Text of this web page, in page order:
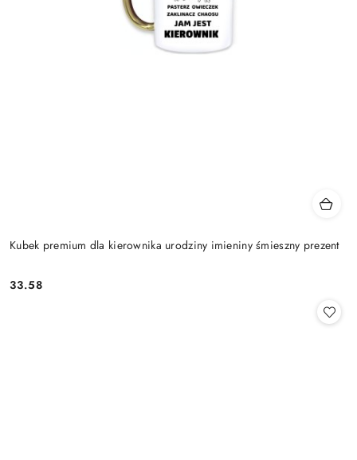
Kubek premium dla kierownika urodziny imieniny śmieszny prezent
Cena:
33.58